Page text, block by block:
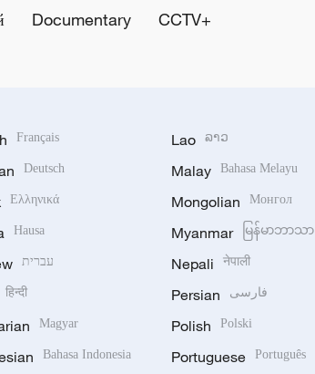
Documentary CCTV+
Français
Deutsch
Ελληνικά
Hausa
עברית
हिन्दी
Magyar
Bahasa Indonesia
Lao ລາວ
Malay Bahasa Melayu
Mongolian Монгол
Myanmar မြန်မာဘာသာ
Nepali नेपाली
Persian فارسی
Polish Polski
Portuguese Português